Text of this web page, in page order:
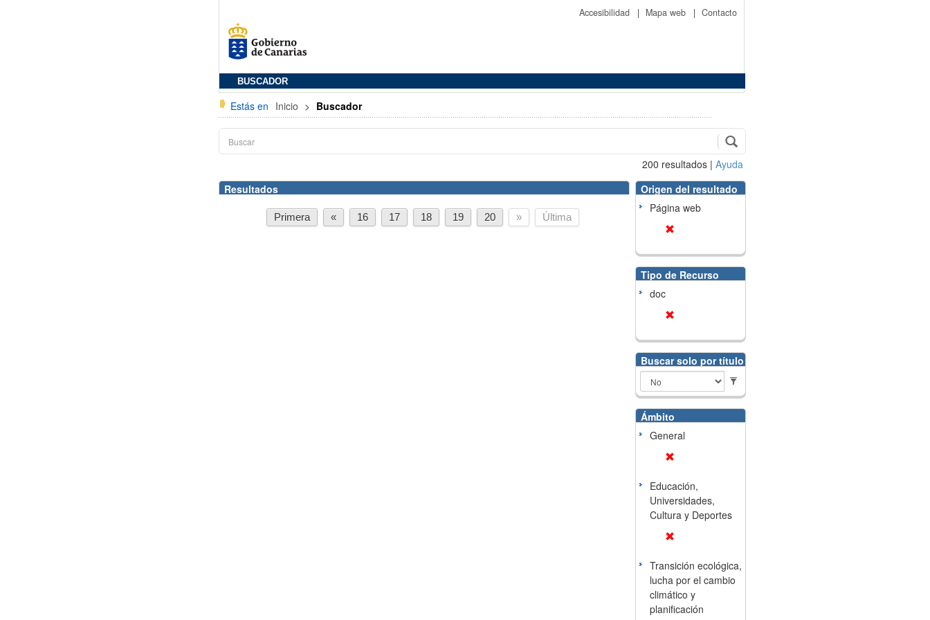
Accesibilidad | Mapa web | Contacto
BUSCADOR
Estás en Inicio > Buscador
200 resultados | Ayuda
Resultados
Primera « 16 17 18 19 20 » Última
Origen del resultado
Página web
Tipo de Recurso
doc
Buscar solo por título
Ámbito
General
Educación,
Universidades,
Cultura y Deportes
Transición ecológica,
lucha por el cambio
climático y
planificación